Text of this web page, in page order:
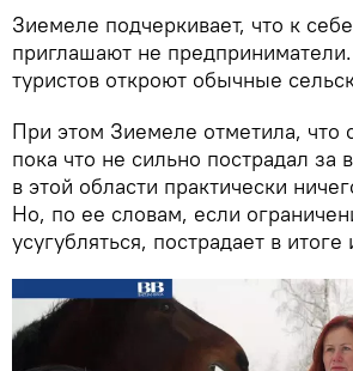
Зиемеле подчеркивает, что к
приглашают не
туристов откроют обычные
При этом Зиемеле отметила, что
пока что не сильно пострадал за
в этой области практически
Но, по ее словам, если
усугубляться, пострадает в